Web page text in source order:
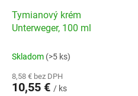
Tymianový krém
Unterweger, 100 ml
Skladom (>5 ks)
8,58 € bez DPH
10,55 € / ks